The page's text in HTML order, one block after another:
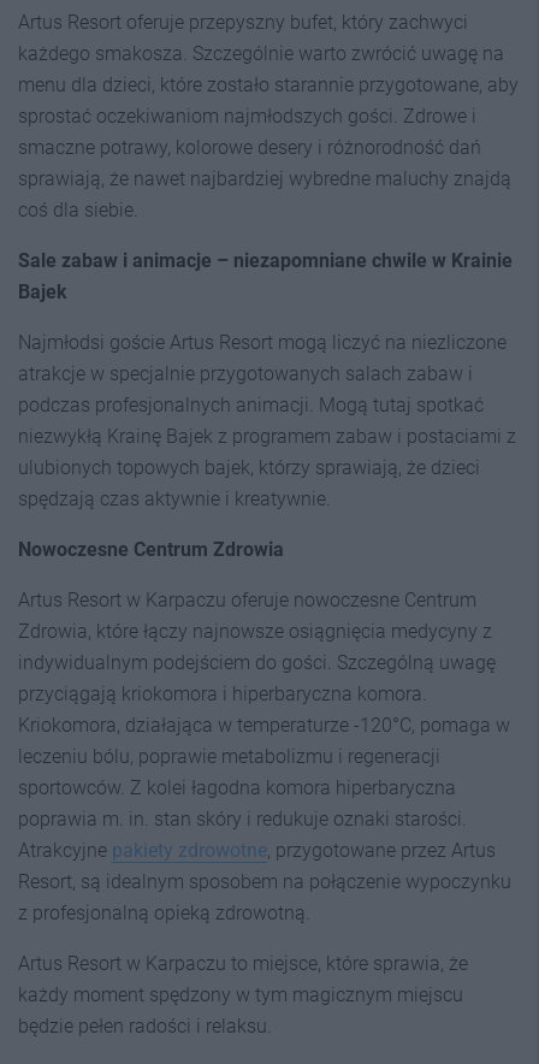
Artus Resort oferuje przepyszny bufet, który zachwyci
każdego smakosza. Szczególnie warto zwrócić uwagę na
menu dla dzieci, które zostało starannie przygotowane, aby
sprostać oczekiwaniom najmłodszych gości. Zdrowe i
smaczne potrawy, kolorowe desery i różnorodność dań
sprawiają, że nawet najbardziej wybredne maluchy znajdą
coś dla siebie.
Sale zabaw i animacje – niezapomniane chwile w Krainie
Bajek
Najmłodsi goście Artus Resort mogą liczyć na niezliczone
atrakcje w specjalnie przygotowanych salach zabaw i
podczas profesjonalnych animacji. Mogą tutaj spotkać
niezwykłą Krainę Bajek z programem zabaw i postaciami z
ulubionych topowych bajek, którzy sprawiają, że dzieci
spędzają czas aktywnie i kreatywnie.
Nowoczesne Centrum Zdrowia
Artus Resort w Karpaczu oferuje nowoczesne Centrum
Zdrowia, które łączy najnowsze osiągnięcia medycyny z
indywidualnym podejściem do gości. Szczególną uwagę
przyciągają kriokomora i hiperbaryczna komora.
Kriokomora, działająca w temperaturze -120°C, pomaga w
leczeniu bólu, poprawie metabolizmu i regeneracji
sportowców. Z kolei łagodna komora hiperbaryczna
poprawia m. in. stan skóry i redukuje oznaki starości.
Atrakcyjne pakiety zdrowotne, przygotowane przez Artus
Resort, są idealnym sposobem na połączenie wypoczynku
z profesjonalną opieką zdrowotną.
Artus Resort w Karpaczu to miejsce, które sprawia, że
każdy moment spędzony w tym magicznym miejscu
będzie pełen radości i relaksu.